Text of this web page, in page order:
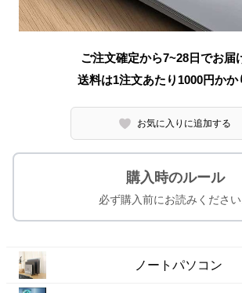
ご注文確定から7~28日でお届
送料は1注文あたり 1000円かか
お気に入りに追加する
購入時のルール
必ず購入前にお読みください
ノートパソコン